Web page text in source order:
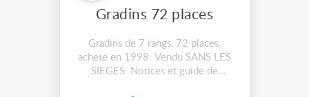
Gradins 72 places
Gradins de 7 rangs, 72 places,
acheté en 1998. Vendu SANS LES
SIEGES. Notices et guide de